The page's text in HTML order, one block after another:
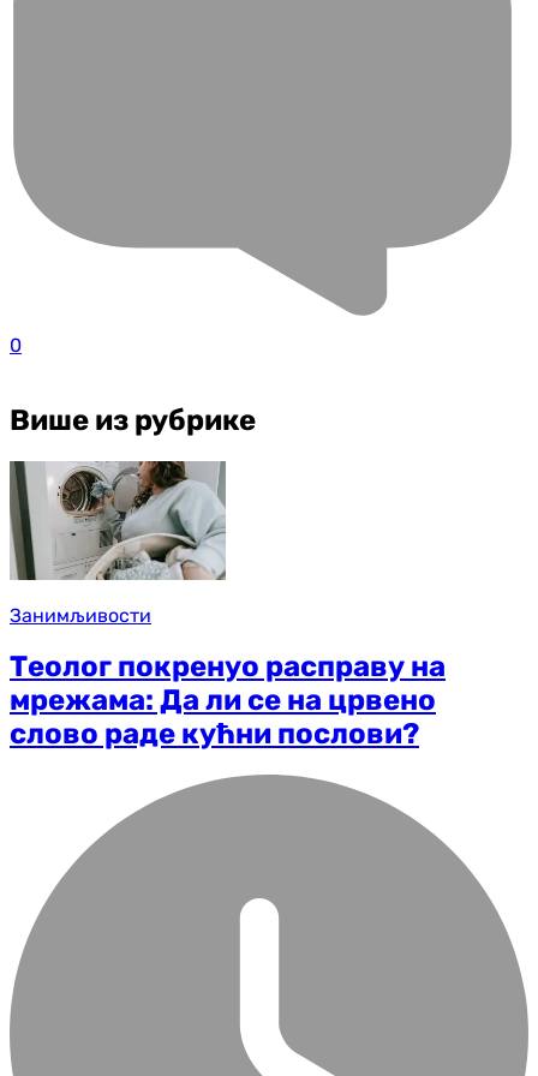
0
Више из рубрике
Занимљивости
Теолог покренуо расправу на
мрежама: Да ли се на црвено
слово раде кућни послови?